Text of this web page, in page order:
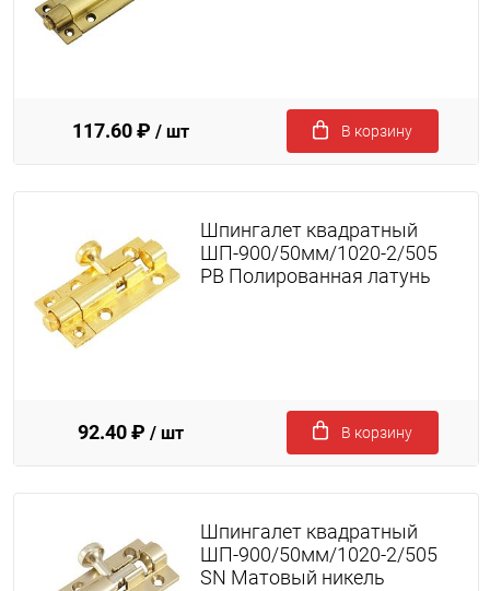
117.60 ₽ / шт В корзину
Шпингалет квадратный
ШП-900/50мм/1020-2/505
PB Полированная латунь
92.40 ₽ / шт В корзину
Шпингалет квадратный
ШП-900/50мм/1020-2/505
SN Матовый никель